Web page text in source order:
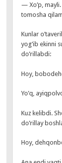
— Xo’p, mayli.
tomosha
Kunlar
yog’ib ekinni
do’rillabdi:
Hoy,
Yo’q,
Kuz kelibdi.
do’rillay
Hoy,